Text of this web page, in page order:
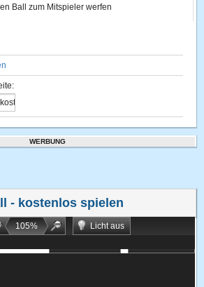
Ball zum Mitspieler werfen
WERBUNG
- kostenlos spielen
105%
Licht aus